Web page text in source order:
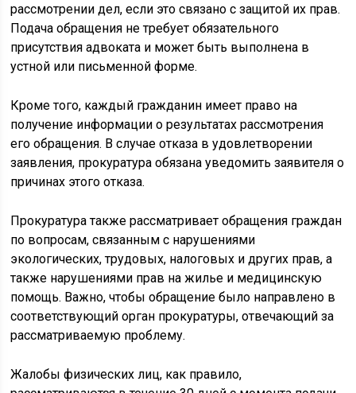
рассмотрении дел, если это связано с защитой их прав.
Подача обращения не требует обязательного
присутствия адвоката и может быть выполнена в
устной или письменной форме.
Кроме того, каждый гражданин имеет право на
получение информации о результатах рассмотрения
его обращения. В случае отказа в удовлетворении
заявления, прокуратура обязана уведомить заявителя о
причинах этого отказа.
Прокуратура также рассматривает обращения граждан
по вопросам, связанным с нарушениями
экологических, трудовых, налоговых и других прав, а
также нарушениями прав на жилье и медицинскую
помощь. Важно, чтобы обращение было направлено в
соответствующий орган прокуратуры, отвечающий за
рассматриваемую проблему.
Жалобы физических лиц, как правило,